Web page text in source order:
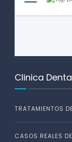
Clinica
TRATAMIENTOS
CASOS REALES